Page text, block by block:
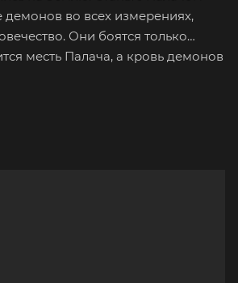
демонов во всех измерениях,
Они боятся только…
месть Палача, а кровь демонов